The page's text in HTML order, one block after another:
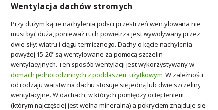
Wentylacja dachów stromych
Przy dużym kącie nachylenia połaci przestrzeń wentylowana nie
musi być duża, ponieważ ruch powietrza jest wywoływany przez
dwie siły: wiatru i ciągu termicznego. Dachy o kącie nachylenia
powyżej 15-20º są wentylowane za pomocą szczelin
wentylacyjnych. Ten sposób wentylacji jest wykorzystywany w
domach jednorodzinnych z poddaszem użytkowym. W zależności
od rodzaju warstw na dachu stosuje się jedną lub dwie szczeliny
wentylacyjne. W dachach, w których pomiędzy ociepleniem
(którym najczęściej jest wełna mineralna) a pokryciem znajduje się